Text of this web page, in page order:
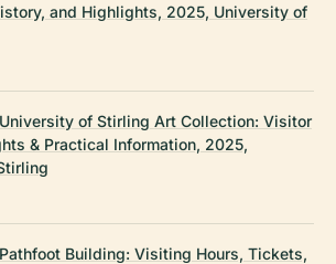
and Highlights, 2025, University of
of Stirling Art Collection: Visitor
& Practical Information, 2025,
Building: Visiting Hours, Tickets,